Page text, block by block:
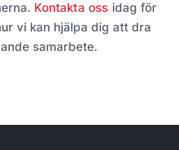
Kontakta oss idag för
vi kan hjälpa dig att dra
samarbete.